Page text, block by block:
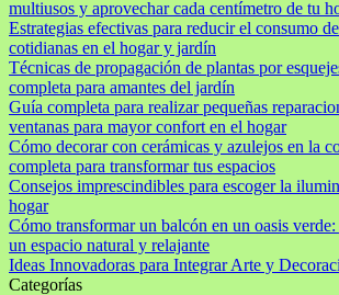
multiusos y aprovechar cada centímetro de tu
Estrategias efectivas para reducir el consumo
cotidianas en el hogar y jardín
Técnicas de propagación de plantas por
completa para amantes del jardín
Guía completa para realizar pequeñas
ventanas para mayor confort en el hogar
Cómo decorar con cerámicas y azulejos en la
completa para transformar tus espacios
Consejos imprescindibles para escoger la
hogar
Cómo transformar un balcón en un oasis
un espacio natural y relajante
Ideas Innovadoras para Integrar Arte y
Categorías